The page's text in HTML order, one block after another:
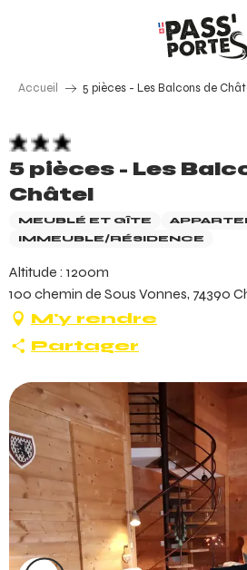
Accueil 5 pièces - Les Balcons de
5 pièces - Les
Châtel
MEUBLÉ ET GÎTE
IMMEUBLE/RÉSIDENCE
Altitude : 1200m
100 chemin de Sous Vonnes, 74390
M'y rendre
Partager